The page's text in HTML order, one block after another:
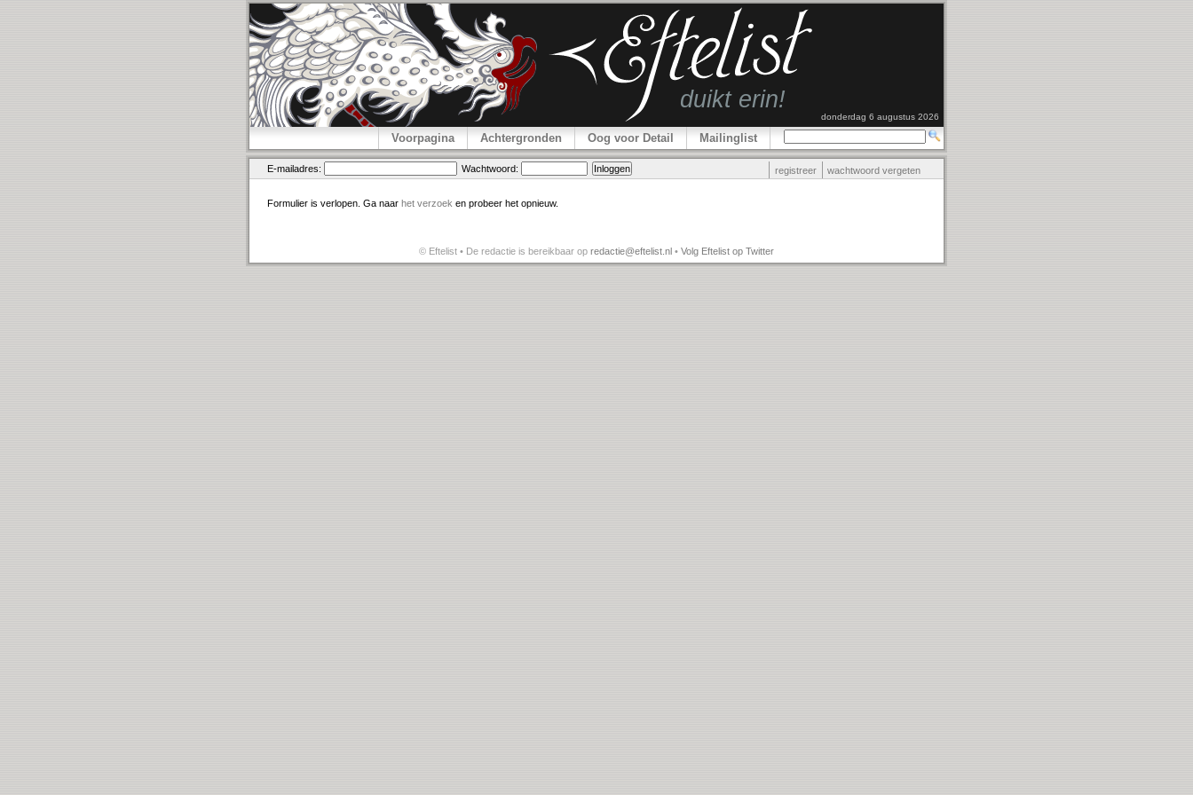
donderdag 6 augustus 2026
Voorpagina Achtergronden Oog voor Detail Mailinglist
E-mailadres: Wachtwoord: registreer wachtwoord vergeten
Formulier is verlopen. Ga naar het verzoek en probeer het opnieuw.
© Eftelist • De redactie is bereikbaar op redactie@eftelist.nl • Volg Eftelist op Twitter